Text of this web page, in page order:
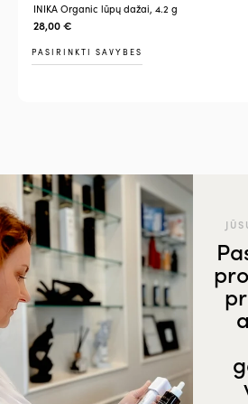
INIKA Organic lūpų dažai, 4.2 g
28,00€
PASIRINKTI SAVYBES